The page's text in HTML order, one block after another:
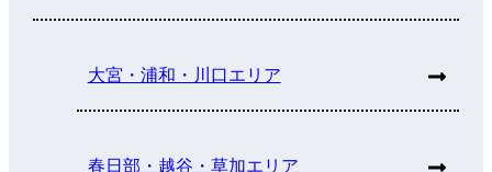
大宮・浦和・川口エリア
春日部・越谷・草加エリア